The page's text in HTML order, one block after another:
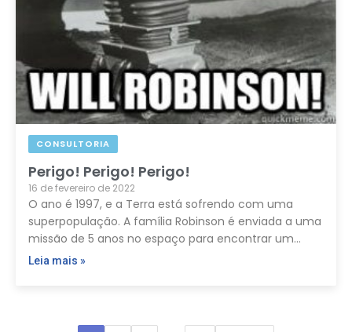
CONSULTORIA
Perigo! Perigo! Perigo!
16 de fevereiro de 2022
O ano é 1997, e a Terra está sofrendo com uma
superpopulação. A família Robinson é enviada a uma
missão de 5 anos no espaço para encontrar um…
Leia mais »